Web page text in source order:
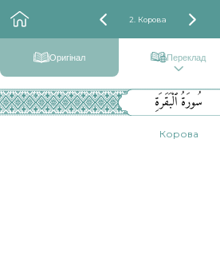
2. Корова
Оригінал Переклад
سُورَةُ ٱلْبَقَرَةِ
Корова